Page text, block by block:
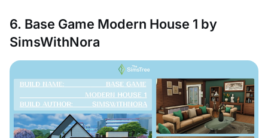
6. Base Game Modern House 1 by
SimsWithNora